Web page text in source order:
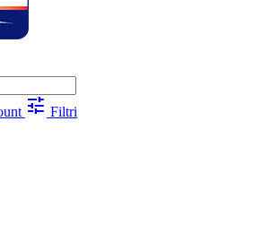
tune Filtri